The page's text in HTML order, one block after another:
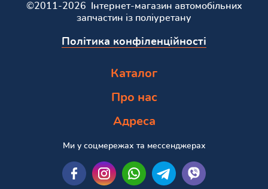
©2011-2026 Інтернет-магазин автомобільних
запчастин із поліуретану
Політика конфіленційності
Каталог
Про нас
Адреса
Ми у соцмережах та мессенджерах